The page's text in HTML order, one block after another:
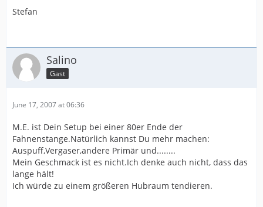
Stefan
Salino
Gast
June 17, 2007 at 06:36
M.E. ist Dein Setup bei einer 80er Ende der
Fahnenstange.Natürlich kannst Du mehr machen:
Auspuff,Vergaser,andere Primär und........
Mein Geschmack ist es nicht.Ich denke auch nicht, dass das
lange hält!
Ich würde zu einem größeren Hubraum tendieren.